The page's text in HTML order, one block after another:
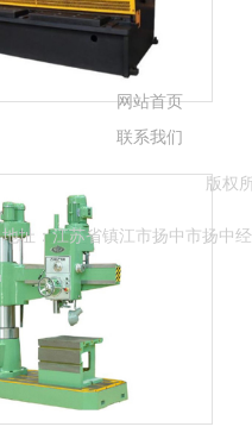
网站首页
联系我们
版权
地址：江苏省镇江市扬中市扬中